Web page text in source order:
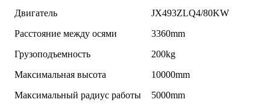
Двигатель
JX493ZLQ4/80KW
Расстояние между осями
3360mm
Грузоподъемность
200kg
Максимальная высота
10000mm
Максимальный радиус работы
5000mm